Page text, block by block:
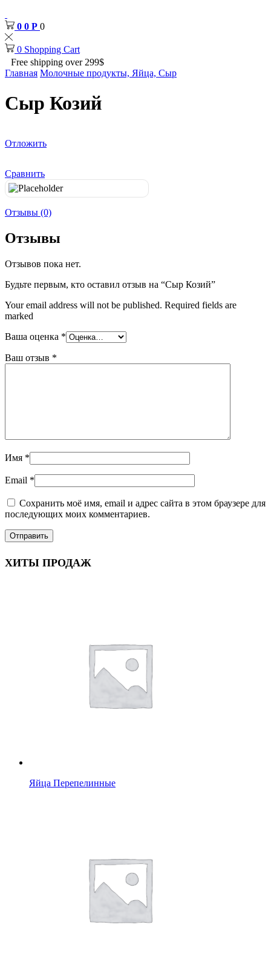
0 0 Р 0
0 Shopping Cart
Free shipping over 299$
Главная Молочные продукты, Яйца, Сыр
Сыр Козий
Отложить
Сравнить
Отзывы (0)
Отзывы
Отзывов пока нет.
Будьте первым, кто оставил отзыв на “Сыр Козий”
Your email address will not be published. Required fields are
marked
Ваша оценка *
Ваш отзыв *
Имя *
Email *
Сохранить моё имя, email и адрес сайта в этом браузере для
последующих моих комментариев.
ХИТЫ ПРОДАЖ
Яйца Перепелинные